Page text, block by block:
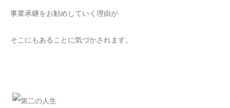
事業承継をお勧めしていく理由が
そこにもあることに気づかされます。